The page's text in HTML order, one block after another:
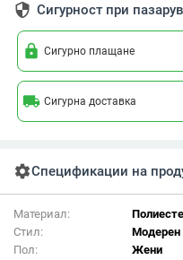
security Сигурност при
lock Сигурно плащане
local_shipping Сигурна доставка
settingsСпецификации на
Материал:
Стил:
Модерен
Пол:
Жени